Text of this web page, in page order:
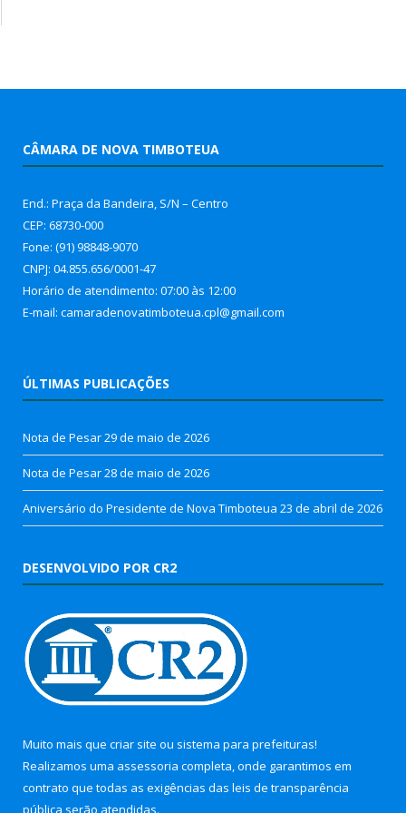
CÂMARA DE NOVA TIMBOTEUA
End.: Praça da Bandeira, S/N – Centro
CEP: 68730-000
Fone: (91) 98848-9070
CNPJ: 04.855.656/0001-47
Horário de atendimento: 07:00 às 12:00
E-mail: camaradenovatimboteua.cpl@gmail.com
ÚLTIMAS PUBLICAÇÕES
Nota de Pesar29 de maio de 2026
Nota de Pesar28 de maio de 2026
Aniversário do Presidente de Nova Timboteua 23 de abril de 2026
DESENVOLVIDO POR CR2
Muito mais que criar site ou sistema para prefeituras!
Realizamos uma assessoria completa, onde garantimos em
contrato que todas as exigências das leis de transparência
pública serão atendidas.